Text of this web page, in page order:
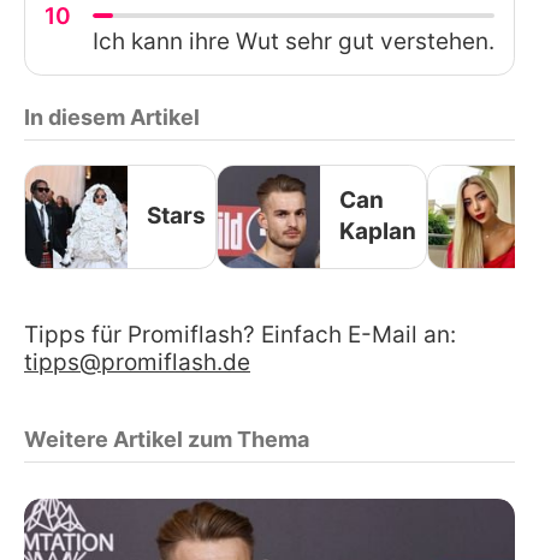
10
Ich kann ihre Wut sehr gut verstehen.
In diesem Artikel
Stars
Can
Kaplan
Tipps für Promiflash? Einfach E-Mail an:
tipps@promiflash.de
Weitere Artikel zum Thema